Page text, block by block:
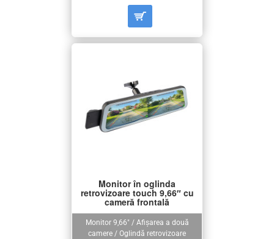
Monitor 9,66″ / Afișarea a două
camere / Oglindă retrovizoare
Monitor în oglinda
retrovizoare touch 9,66″ cu
cameră frontală